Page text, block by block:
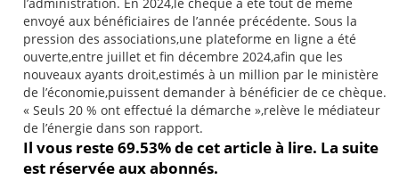
l’administration. En 2024,le chèque a été tout de même
envoyé aux bénéficiaires de l’année précédente. Sous la
pression des associations,une plateforme en ligne a été
ouverte,entre juillet et fin décembre 2024,afin que les
nouveaux ayants droit,estimés à un million par le ministère
de l’économie,puissent demander à bénéficier de ce chèque.
« Seuls 20 % ont effectué la démarche »,relève le médiateur
de l’énergie dans son rapport.
Il vous reste 69.53% de cet article à lire. La suite
est réservée aux abonnés.